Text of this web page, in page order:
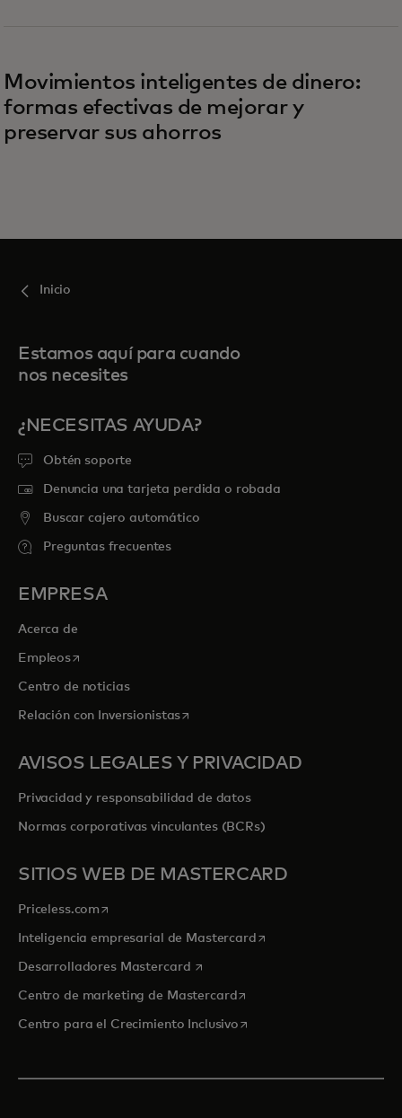
Movimientos inteligentes de dinero:
formas efectivas de mejorar y
preservar sus ahorros
Inicio
Estamos aquí para cuando
nos necesites
¿NECESITAS AYUDA?
Obtén soporte
Denuncia una tarjeta perdida o robada
Buscar cajero automático
Preguntas frecuentes
EMPRESA
Acerca de
Empleosse abre en una pestaña nueva
Centro de noticias
Relación con Inversionistasse abre en una pestaña nueva
AVISOS LEGALES Y PRIVACIDAD
Privacidad y responsabilidad de datos
Normas corporativas vinculantes (BCRs)
SITIOS WEB DE MASTERCARD
Priceless.com se abre en una pestaña nueva
Inteligencia empresarial de Mastercardse abre en una pestaña
Desarrolladores Mastercard se abre en una pestaña nueva
Centro de marketing de Mastercardse abre en una pestaña
Centro para el Crecimiento Inclusivose abre en una pestaña